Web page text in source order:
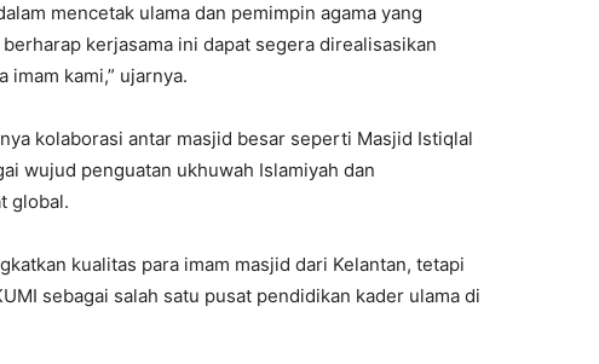
mencetak ulama dan pemimpin agama yang
kerjasama ini dapat segera direalisasikan
imam kami,” ujarnya.
kolaborasi antar masjid besar seperti Masjid Istiqlal
wujud penguatan ukhuwah Islamiyah dan
global.
kualitas para imam masjid dari Kelantan, tetapi
sebagai salah satu pusat pendidikan kader ulama di